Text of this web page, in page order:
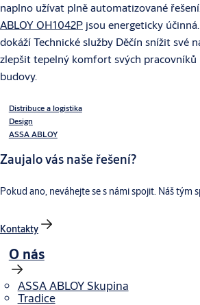
naplno užívat plně automatizované
ABLOY OH1042P jsou energeticky
dokáží Technické služby Děčín snížit své
zlepšit tepelný komfort svých
budovy.
Distribuce a logistika
Design
ASSA ABLOY
Zaujalo vás naše řešení?
Pokud ano, neváhejte se s námi spojit. Náš tým
Kontakty
O nás
ASSA ABLOY Skupina
Tradice